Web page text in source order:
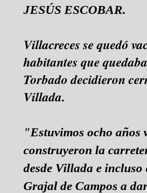
JESÚS ESCOBAR.
Villacreces se quedó
habitantes que
Torbado decidieron
Villada.
"Estuvimos ocho años
construyeron la
desde Villada e incluso
Grajal de Campos a